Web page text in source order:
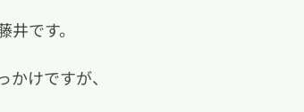
井です。
けですが、